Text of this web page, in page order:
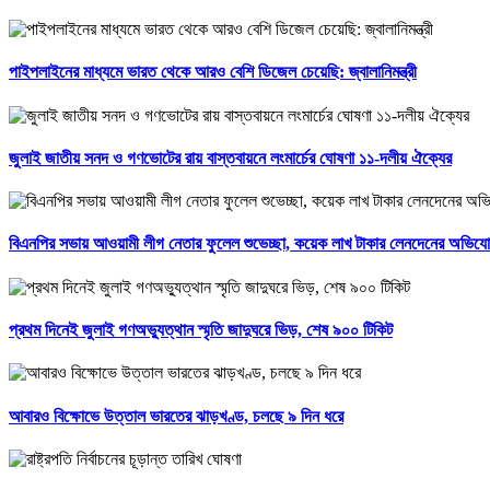
পাইপলাইনের মাধ্যমে ভারত থেকে আরও বেশি ডিজেল চেয়েছি: জ্বালানিমন্ত্রী
জুলাই জাতীয় সনদ ও গণভোটের রায় বাস্তবায়নে লংমার্চের ঘোষণা ১১-দলীয় ঐক্যের
বিএনপির সভায় আওয়ামী লীগ নেতার ফুলেল শুভেচ্ছা, কয়েক লাখ টাকার লেনদেনের
প্রথম দিনেই জুলাই গণঅভ্যুত্থান স্মৃতি জাদুঘরে ভিড়, শেষ ৯০০ টিকিট
আবারও বিক্ষোভে উত্তাল ভারতের ঝাড়খণ্ড, চলছে ৯ দিন ধরে